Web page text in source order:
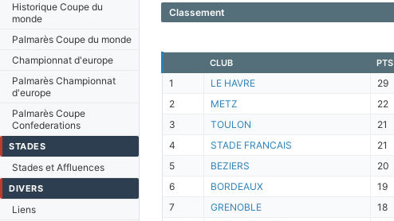
Historique Coupe du
monde
Palmarès Coupe du monde
Championnat d'europe
Palmarès Championnat
d'europe
Palmarès Coupe
Confederations
STADES
Stades et Affluences
DIVERS
Liens
Classement
CLUB PTS
1 LE HAVRE 29
2
METZ 22
3
TOULON 21
4
STADE FRANCAIS 21
5
BEZIERS 20
6
BORDEAUX 19
7
GRENOBLE 18